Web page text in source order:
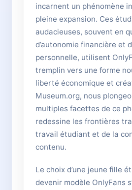
incarnent un phénomène
pleine expansion. Ces
audacieuses, souvent en
d’autonomie financière et
personnelle, utilisent
tremplin vers une forme
liberté économique et
Museum.org, nous
multiples facettes de ce
redessine les frontières
travail étudiant et de la
contenu.
Le choix d’une jeune fille
devenir modèle OnlyFans